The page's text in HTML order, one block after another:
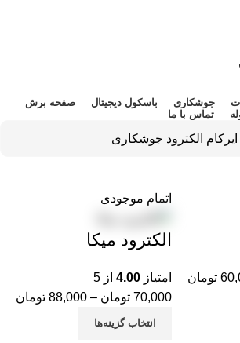
جوشکاری باسکول دیجیتال
صفحه برش
تماس با ما
الکترود جوشکاری
تومان
اتمام موجودی
الکترود میکا
امتیاز 4.00 از 5
70,000 تومان –
88,000 تومان
انتخاب گزینه‌ها